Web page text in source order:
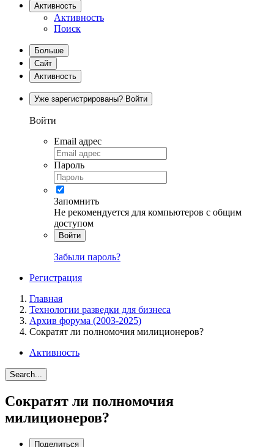
Активность
Активность
Поиск
Больше
Сайт
Активность
Уже зарегистрированы? Войти
Войти
Email адрес
Пароль
Запомнить
Не рекомендуется для компьютеров с общим
доступом
Войти
Забыли пароль?
Регистрация
Главная
Технологии разведки для бизнеса
Архив форума (2003-2025)
Сократят ли полномочия милиционеров?
Активность
Search...
Сократят ли полномочия
милиционеров?
Поделиться